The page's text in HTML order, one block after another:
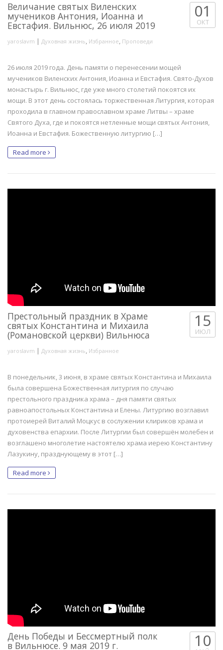
Величание святых Виленских
мучеников Антония, Иоанна и
Евстафия. Вильнюс, 26 июля 2019
yaroslavm | Духовная жизнь, Избранное, Проповеди
01
ОКТ
26 июля 2019 года. День памяти о перенесении мощей
мучеников Виленских Антония, Иоанна и Евстафия. Свято-Духов
монастырь г. Вильнюс, где уже много столетий покоятся их
мощи. В этот день состоялась торжественная Литургия, которая
проходила в главном православном храме Литвы – храме
Святого Духа, где и покоятся нетленные мощи святых Антония,
Иоанна и Евстафия. Божественную литургию […]
Read more
Престольный праздник в Храме
святых Константина и Михаила
(Романовской церкви) Вильнюса
yaroslavm | Духовная жизнь Избранное
15
ИЮЛ
В понедельник, 3 июня, в храме святых Константина и Михаила
была совершена Божественная литургия по случаю
престольного праздника храма – дня памяти святых
равноапостольных Константина и Елены. Литургию возглавил
протоиерей Виталий Моцкус в сослужении клириков храма и
духовенства епархии. После Литургии был совершён молебен и
возглашено многолетие настоятелю храма иерею Константину
Лазукину, празднующему в этот […]
Read more
День Победы и Бессмертный полк
в Вильнюсе. 9 мая 2019 г. 10